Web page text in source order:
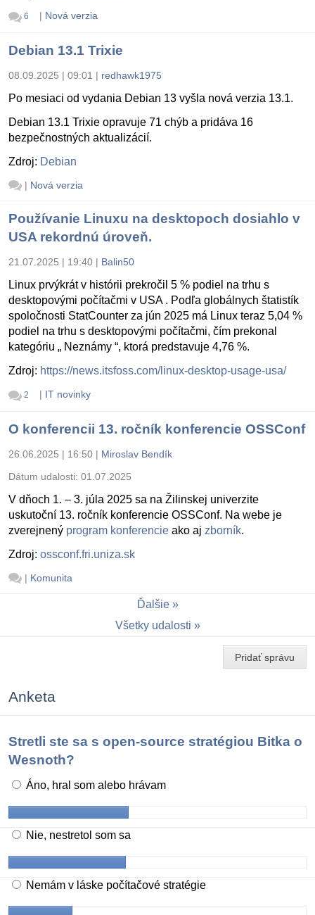
6 | Nová verzia
Debian 13.1 Trixie
08.09.2025 | 09:01 | redhawk1975
Po mesiaci od vydania Debian 13 vyšla nová verzia 13.1.
Debian 13.1 Trixie opravuje 71 chýb a pridáva 16
bezpečnostných aktualizácií.
Zdroj: Debian
| Nová verzia
Používanie Linuxu na desktopoch dosiahlo v
USA rekordnú úroveň.
21.07.2025 | 19:40 | Balin50
Linux prvýkrát v histórii prekročil 5 % podiel na trhu s
desktopovými počítačmi v USA . Podľa globálnych štatistík
spoločnosti StatCounter za jún 2025 má Linux teraz 5,04 %
podiel na trhu s desktopovými počítačmi, čím prekonal
kategóriu „ Neznámy “, ktorá predstavuje 4,76 %.
Zdroj: https://news.itsfoss.com/linux-desktop-usage-usa/
2 | IT novinky
O konferencii 13. ročník konferencie OSSConf
26.06.2025 | 16:50 | Miroslav Bendík
Dátum udalosti: 01.07.2025
V dňoch 1. – 3. júla 2025 sa na Žilinskej univerzite
uskutoční 13. ročník konferencie OSSConf. Na webe je
zverejnený program konferencie ako aj zborník.
Zdroj: ossconf.fri.uniza.sk
| Komunita
Ďalšie
Všetky udalosti
Pridať správu
Anketa
Stretli ste sa s open-source stratégiou Bitka o
Wesnoth?
Áno, hral som alebo hrávam
Nie, nestretol som sa
Nemám v láske počítačové stratégie